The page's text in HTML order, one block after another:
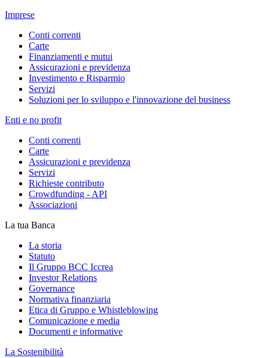
Imprese
Conti correnti
Carte
Finanziamenti e mutui
Assicurazioni e previdenza
Investimento e Risparmio
Servizi
Soluzioni per lo sviluppo e l'innovazione del business
Enti e no profit
Conti correnti
Carte
Assicurazioni e previdenza
Servizi
Richieste contributo
Crowdfunding - API
Associazioni
La tua Banca
La storia
Statuto
Il Gruppo BCC Iccrea
Investor Relations
Governance
Normativa finanziaria
Etica di Gruppo e Whistleblowing
Comunicazione e media
Documenti e informative
La Sostenibilità